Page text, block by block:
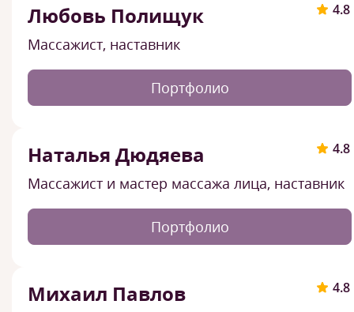
4.8
Любовь Полищук
Массажист, наставник
Портфолио
4.8
Наталья Дюдяева
Массажист и мастер массажа лица, наставник
Портфолио
4.8
Михаил Павлов